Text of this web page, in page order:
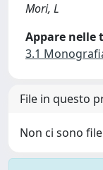
Mori, L
Appare nelle
3.1
File in questo
Non ci sono